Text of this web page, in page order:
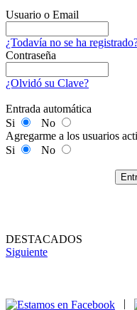
Usuario o Email
¿Todavía no se ha
Contraseña
¿Olvidó su Clave?
Entrada automática
Si
No
Agregarme a los usuarios
Si
No
DESTACADOS
Siguiente